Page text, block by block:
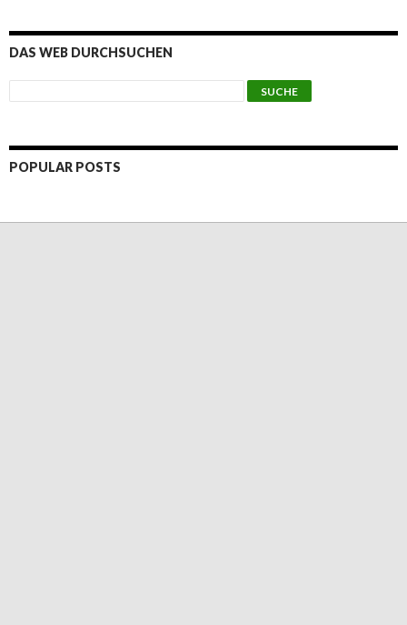
DAS WEB DURCHSUCHEN
POPULAR POSTS